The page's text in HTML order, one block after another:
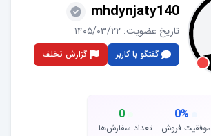
mhdynjaty140
تاریخ عضویت:۱۴۰۵/۰۳/۲۲
گفتگو با کاربر گزارش تخلف
0%
موفقیت فروش
0
تعداد سفارش‌ها